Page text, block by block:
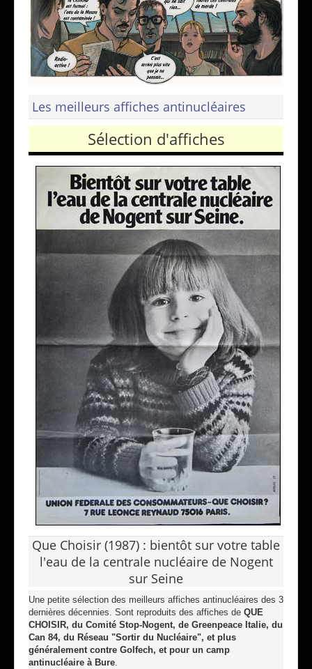
Les meilleurs affiches antinucléaires
Sélection d'affiches
Que Choisir (1987) : bientôt sur votre table
l'eau de la centrale nucléaire de Nogent
sur Seine
Une petite sélection des meilleurs affiches antinucléaires des 3
dernières décennies. Sont reproduits des affiches de QUE
CHOISIR, du Comité Stop-Nogent, de Greenpeace Italie, du
Can 84, du Réseau "Sortir du Nucléaire", et plus
généralement contre Golfech, et pour un camp
antinucléaire à Bure.